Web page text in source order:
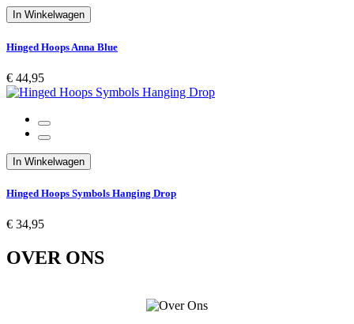
In Winkelwagen
Hinged Hoops Anna Blue
€ 44,95
In Winkelwagen
Hinged Hoops Symbols Hanging Drop
€ 34,95
OVER ONS